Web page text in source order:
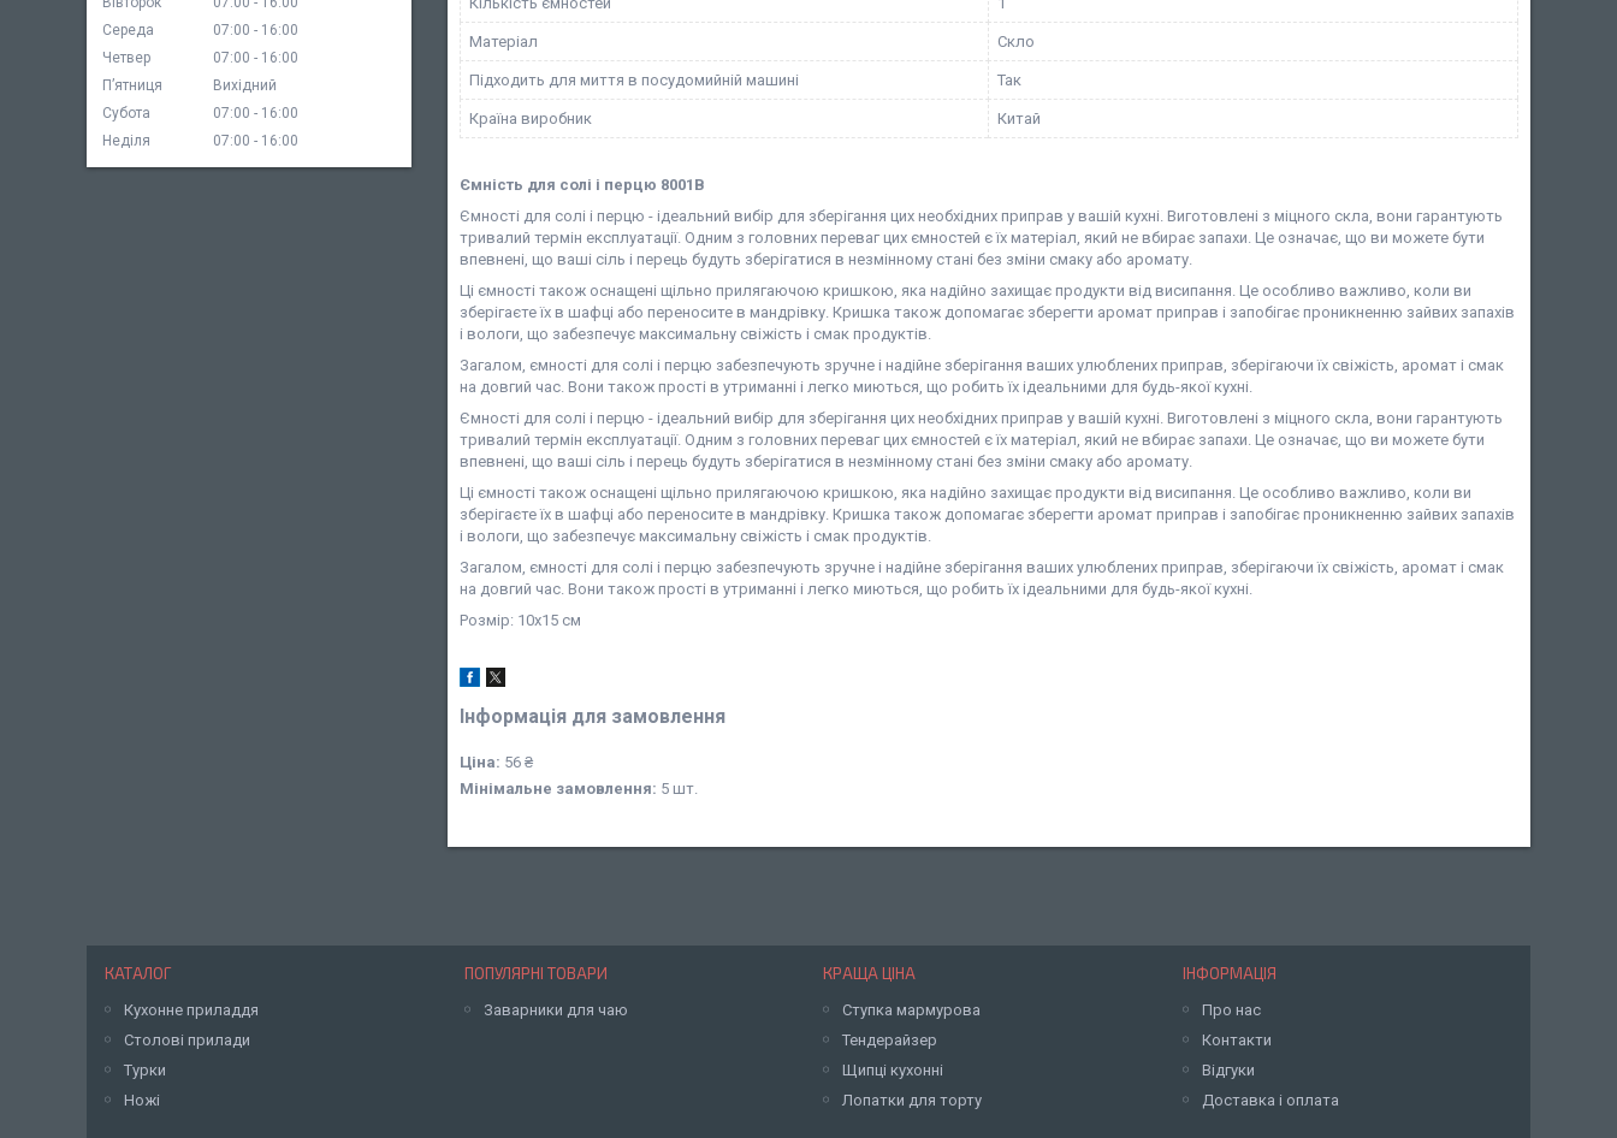
Матеріал Скло
Підходить для миття в посудомийній машині Так
Країна виробник Китай
Ємність для солі і перцю 8001В
Ємності для солі і перцю - ідеальний вибір для зберігання цих необхідних приправ у вашій кухні. Виготовлені з міцного скла, вони гарантують
тривалий термін експлуатації. Одним з головних переваг цих ємностей є їх матеріал, який не вбирає запахи. Це означає, що ви можете бути
впевнені, що ваші сіль і перець будуть зберігатися в незмінному стані без зміни смаку або аромату.
Ці ємності також оснащені щільно прилягаючою кришкою, яка надійно захищає продукти від висипання. Це особливо важливо, коли ви
зберігаєте їх в шафці або переносите в мандрівку. Кришка також допомагає зберегти аромат приправ і запобігає проникненню зайвих запахів
і вологи, що забезпечує максимальну свіжість і смак продуктів.
Загалом, ємності для солі і перцю забезпечують зручне і надійне зберігання ваших улюблених приправ, зберігаючи їх свіжість, аромат і смак
на довгий час. Вони також прості в утриманні і легко миються, що робить їх ідеальними для будь-якої кухні.
Ємності для солі і перцю - ідеальний вибір для зберігання цих необхідних приправ у вашій кухні. Виготовлені з міцного скла, вони гарантують
тривалий термін експлуатації. Одним з головних переваг цих ємностей є їх матеріал, який не вбирає запахи. Це означає, що ви можете бути
впевнені, що ваші сіль і перець будуть зберігатися в незмінному стані без зміни смаку або аромату.
Ці ємності також оснащені щільно прилягаючою кришкою, яка надійно захищає продукти від висипання. Це особливо важливо, коли ви
зберігаєте їх в шафці або переносите в мандрівку. Кришка також допомагає зберегти аромат приправ і запобігає проникненню зайвих запахів
і вологи, що забезпечує максимальну свіжість і смак продуктів.
Загалом, ємності для солі і перцю забезпечують зручне і надійне зберігання ваших улюблених приправ, зберігаючи їх свіжість, аромат і смак
на довгий час. Вони також прості в утриманні і легко миються, що робить їх ідеальними для будь-якої кухні.
Розмір: 10х15 см
Інформація для замовлення
Ціна: 56 ₴
Мінімальне замовлення: 5 шт.
Середа
07:00
16:00
Четвер
07:00
16:00
Пʼятниця
Вихідний
Субота
07:00
16:00
Неділя
07:00 16:00
КАТАЛОГ
Кухонне приладдя
Столові прилади
Турки
Ножі
ПОПУЛЯРНІ ТОВАРИ
Заварники для чаю
КРАЩА ЦІНА
Ступка мармурова
Тендерайзер
Щипці кухонні
Лопатки для торту
ІНФОРМАЦІЯ
Про нас
Контакти
Відгуки
Доставка і оплата